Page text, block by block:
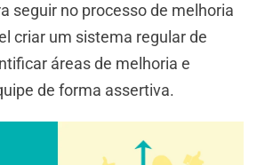
seguir no processo de melhoria
criar um sistema regular de
áreas de melhoria e
de forma assertiva.